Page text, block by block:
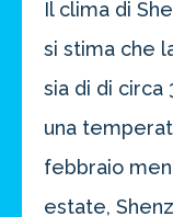
Il clima di
si stima che
sia di di circa
una
febbraio
estate,